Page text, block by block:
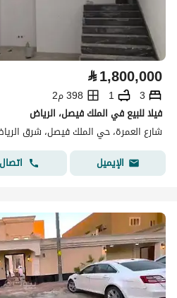
⃁1,800,000
3
1
398 م2
فيلا للبيع في الملك فيصل، الرياض
شارع العمرة، حي الملك فيصل، شرق
الإيميل
اتصال